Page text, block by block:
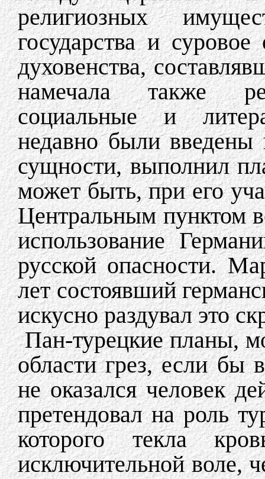
религиозных
государства и суровое
духовенства,
намечала также
социальные и
недавно были
сущности, выполнил
может быть, при его
Центральным пунктом
использование
русской опасности.
лет состоявший
искусно раздувал это
Пан-турецкие планы,
области грез, если бы
не оказался человек
претендовал на роль
которого текла
исключительной воле,